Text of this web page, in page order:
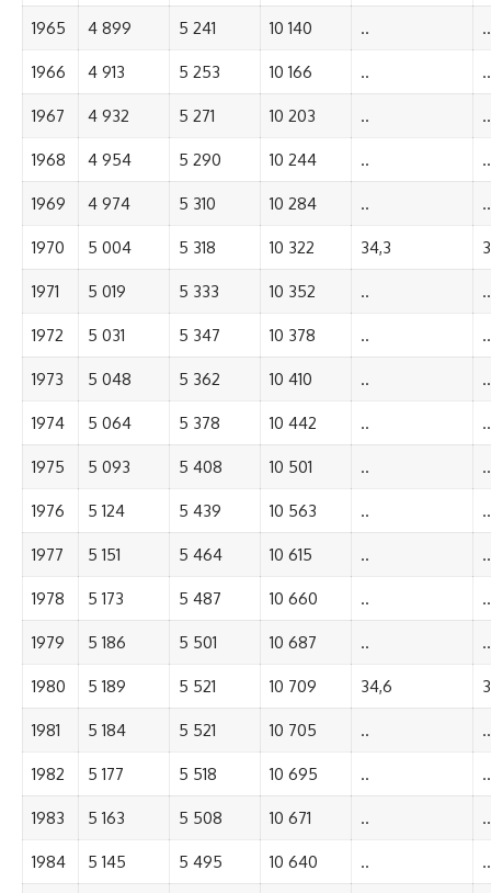
1965 4 899 5 241 10 140 .. ..
1966 4 913 5 253 10 166 .. ..
1967 4 932 5 271 10 203 .. ..
1968 4 954 5 290 10 244 .. ..
1969 4 974 5 310 10 284 .. ..
1970 5 004 5 318 10 322 34,3
1971 5 019 5 333 10 352 .. ..
1972 5 031 5 347 10 378 .. ..
1973 5 048 5 362 10 410 .. ..
1974 5 064 5 378 10 442 .. ..
1975 5 093 5 408 10 501 .. ..
1976 5 124 5 439 10 563 .. ..
1977 5 151 5 464 10 615 .. ..
1978 5 173 5 487 10 660 .. ..
1979 5 186 5 501 10 687 .. ..
1980 5 189 5 521 10 709 34,6
1981 5 184 5 521 10 705 .. ..
1982 5 177 5 518 10 695 .. ..
1983 5 163 5 508 10 671 .. ..
1984 5 145 5 495 10 640 .. ..